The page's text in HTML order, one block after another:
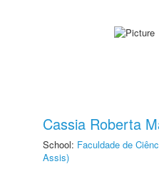
Cassia Roberta
School: Faculdade de
Assis)